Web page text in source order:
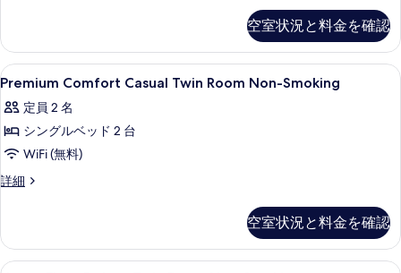
条
件
て
の
真
を
表
示
る
Smoking
の
詳
空室状況と料金を確認
Premium
Comfort
Casual
Twin
Room
Non-
す
べ
セーフティボックス (室内)、デスク
5
Premium Comfort Casual Twin Room Non-Smoking
定員 2 名
シングルベッド 2 台
WiFi (無料)
詳細
Premium
Room
Non-
空室状況と料金を確認
セーフティボックス (室内)、デスク